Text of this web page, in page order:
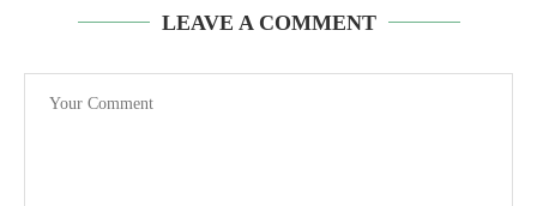
LEAVE A COMMENT